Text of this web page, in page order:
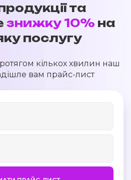
та
знижку 10% на
послугу
кількох хвилин наш
вам прайс-лист